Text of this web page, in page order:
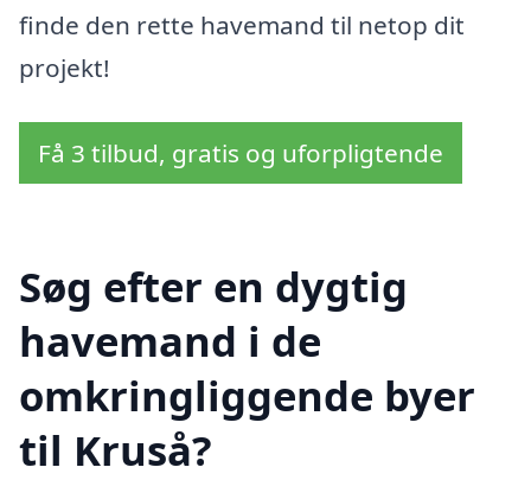
finde den rette havemand til netop dit
projekt!
Få 3 tilbud, gratis og uforpligtende
Søg efter en dygtig
havemand i de
omkringliggende byer
til Kruså?